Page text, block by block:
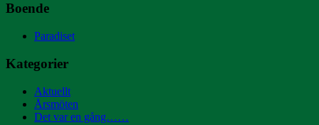
Boende
Paradiset
Kategorier
Aktuellt
Årsmöten
Det var en gång……